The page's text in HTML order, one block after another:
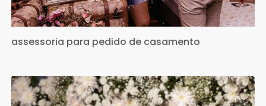
assessoria para pedido de casamento